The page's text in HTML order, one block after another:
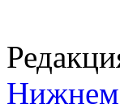
Нижнем